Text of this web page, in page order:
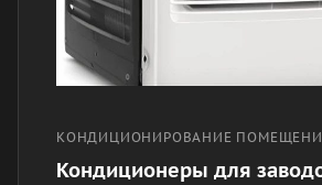
КОНДИЦИОНИРОВАНИЕ
Кондиционеры для